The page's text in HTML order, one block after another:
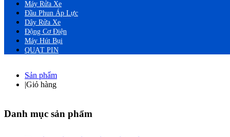
Máy Rửa Xe
Đầu Phun Áp Lực
Dây Rửa Xe
Động Cơ Điện
Máy Hút Bụi
QUẠT PIN
Sản phẩm
|Giỏ hàng
Danh mục sản phẩm